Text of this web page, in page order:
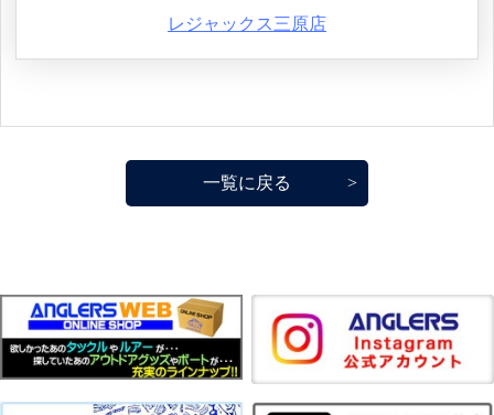
レジャックス三原店
一覧に戻る